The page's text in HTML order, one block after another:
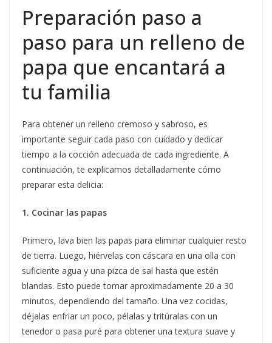
Preparación paso a
paso para un relleno de
papa que encantará a
tu familia
Para obtener un relleno cremoso y sabroso, es
importante seguir cada paso con cuidado y dedicar
tiempo a la cocción adecuada de cada ingrediente. A
continuación, te explicamos detalladamente cómo
preparar esta delicia:
1. Cocinar las papas
Primero, lava bien las papas para eliminar cualquier resto
de tierra. Luego, hiérvelas con cáscara en una olla con
suficiente agua y una pizca de sal hasta que estén
blandas. Esto puede tomar aproximadamente 20 a 30
minutos, dependiendo del tamaño. Una vez cocidas,
déjalas enfriar un poco, pélalas y tritúralas con un
tenedor o pasa puré para obtener una textura suave y